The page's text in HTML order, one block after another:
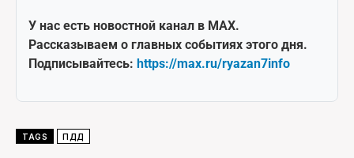
У нас есть новостной канал в MAX.
Рассказываем о главных событиях этого дня.
Подписывайтесь: https://max.ru/ryazan7info
TAGS ПДД